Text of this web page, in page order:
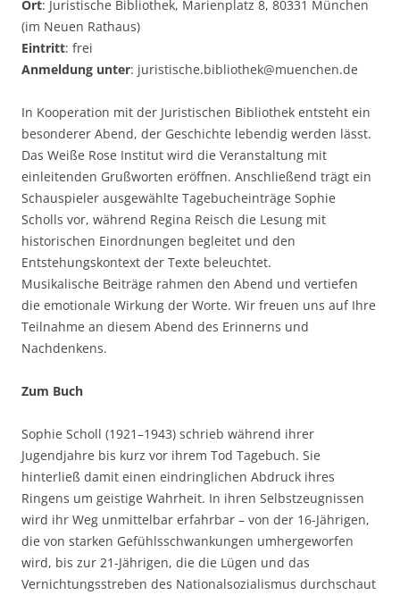
Ort: Juristische Bibliothek, Marienplatz 8, 80331 München
(im Neuen Rathaus)
Eintritt: frei
Anmeldung unter: juristische.bibliothek@muenchen.de
In Kooperation mit der Juristischen Bibliothek entsteht ein
besonderer Abend, der Geschichte lebendig werden lässt.
Das Weiße Rose Institut wird die Veranstaltung mit
einleitenden Grußworten eröffnen. Anschließend trägt ein
Schauspieler ausgewählte Tagebucheinträge Sophie
Scholls vor, während Regina Reisch die Lesung mit
historischen Einordnungen begleitet und den
Entstehungskontext der Texte beleuchtet.
Musikalische Beiträge rahmen den Abend und vertiefen
die emotionale Wirkung der Worte. Wir freuen uns auf Ihre
Teilnahme an diesem Abend des Erinnerns und
Nachdenkens.
Zum Buch
Sophie Scholl (1921–1943) schrieb während ihrer
Jugendjahre bis kurz vor ihrem Tod Tagebuch. Sie
hinterließ damit einen eindringlichen Abdruck ihres
Ringens um geistige Wahrheit. In ihren Selbstzeugnissen
wird ihr Weg unmittelbar erfahrbar – von der 16-Jährigen,
die von starken Gefühlsschwankungen umhergeworfen
wird, bis zur 21-Jährigen, die die Lügen und das
Vernichtungsstreben des Nationalsozialismus durchschaut